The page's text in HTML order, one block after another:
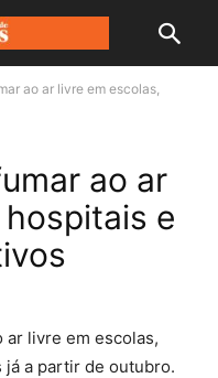
ao ar livre em escolas,
ao ar
e
ar livre em escolas,
a partir de outubro.